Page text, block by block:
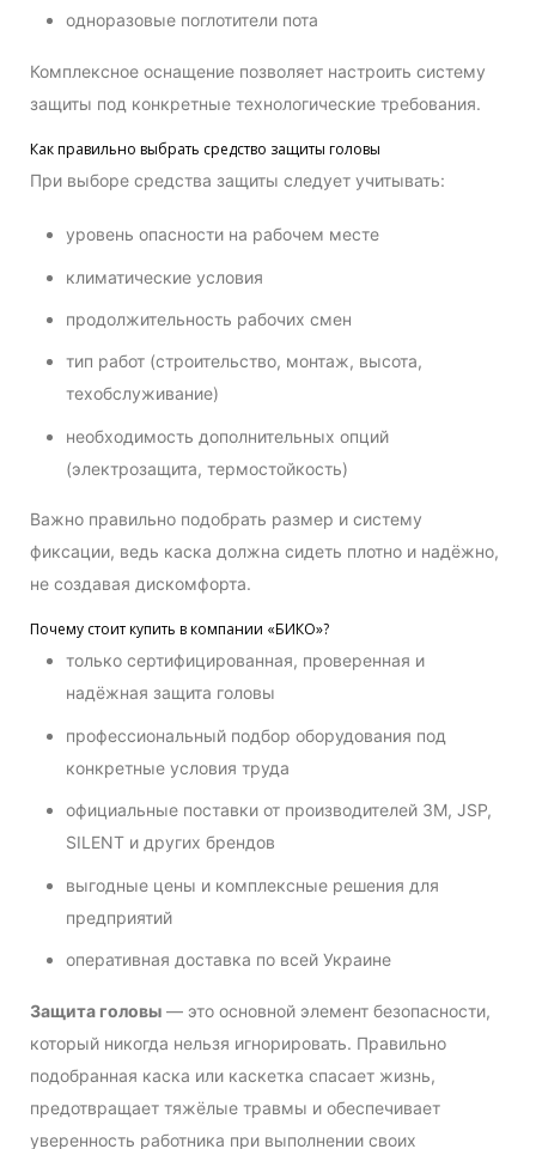
одноразовые поглотители пота
Комплексное оснащение позволяет настроить систему
защиты под конкретные технологические требования.
Как правильно выбрать средство защиты головы
При выборе средства защиты следует учитывать:
уровень опасности на рабочем месте
климатические условия
продолжительность рабочих смен
тип работ (строительство, монтаж, высота,
техобслуживание)
необходимость дополнительных опций
(электрозащита, термостойкость)
Важно правильно подобрать размер и систему
фиксации, ведь каска должна сидеть плотно и надёжно,
не создавая дискомфорта.
Почему стоит купить в компании «БИКО»?
только сертифицированная, проверенная и
надёжная защита головы
профессиональный подбор оборудования под
конкретные условия труда
официальные поставки от производителей 3M, JSP,
SILENT и других брендов
выгодные цены и комплексные решения для
предприятий
оперативная доставка по всей Украине
Защита головы — это основной элемент безопасности,
который никогда нельзя игнорировать. Правильно
подобранная каска или каскетка спасает жизнь,
предотвращает тяжёлые травмы и обеспечивает
уверенность работника при выполнении своих